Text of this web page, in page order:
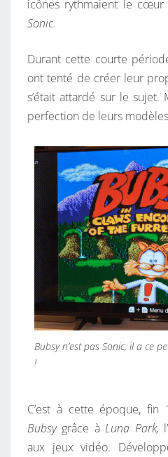
S
D
E
D
É
R
Ô
N
E
R
S
O
N
I
C
icônes rythmaient le cœur
Sonic.
Durant cette courte
ont tenté de créer leur
s’était attardé sur le sujet.
perfection de leurs
Bubsy n’est pas Sonic, il a ce
!
C’est à cette époque, fin
Bubsygrâce àLuna Park,
aux jeux vidéo.